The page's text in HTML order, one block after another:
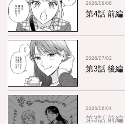
2026/08/06
第4話 前編
2026/07/02
第3話 後編
2026/06/04
第3話 前編